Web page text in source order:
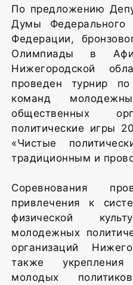
По предложению
Думы Федерального
Федерации,
Олимпиады в
Нижегородской
проведен турнир
команд
общественных
политические игры
«Чистые
традиционным и
Соревнования
привлечения к
физической
молодежных
организаций
также
молодых